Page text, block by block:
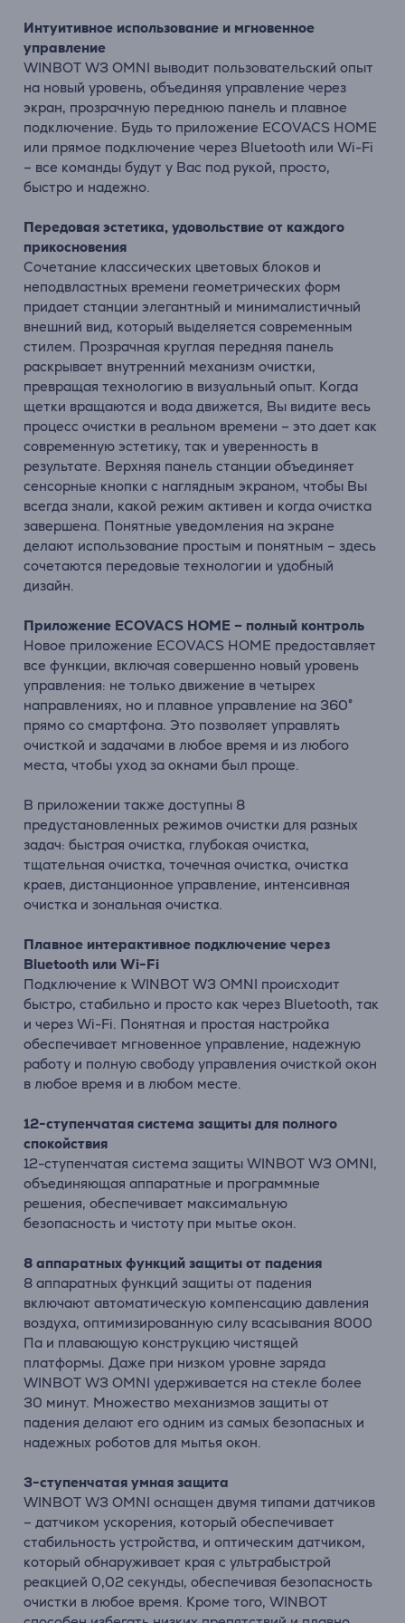
Интуитивное использование и мгновенное
управление
WINBOT W3 OMNI выводит пользовательский опыт
на новый уровень, объединяя управление через
экран, прозрачную переднюю панель и плавное
подключение. Будь то приложение ECOVACS HOME
или прямое подключение через Bluetooth или Wi-Fi
– все команды будут у Вас под рукой, просто,
быстро и надежно.
Передовая эстетика, удовольствие от каждого
прикосновения
Сочетание классических цветовых блоков и
неподвластных времени геометрических форм
придает станции элегантный и минималистичный
внешний вид, который выделяется современным
стилем. Прозрачная круглая передняя панель
раскрывает внутренний механизм очистки,
превращая технологию в визуальный опыт. Когда
щетки вращаются и вода движется, Вы видите весь
процесс очистки в реальном времени – это дает как
современную эстетику, так и уверенность в
результате. Верхняя панель станции объединяет
сенсорные кнопки с наглядным экраном, чтобы Вы
всегда знали, какой режим активен и когда очистка
завершена. Понятные уведомления на экране
делают использование простым и понятным – здесь
сочетаются передовые технологии и удобный
дизайн.
Приложение ECOVACS HOME – полный контроль
Новое приложение ECOVACS HOME предоставляет
все функции, включая совершенно новый уровень
управления: не только движение в четырех
направлениях, но и плавное управление на 360°
прямо со смартфона. Это позволяет управлять
очисткой и задачами в любое время и из любого
места, чтобы уход за окнами был проще.
В приложении также доступны 8
предустановленных режимов очистки для разных
задач: быстрая очистка, глубокая очистка,
тщательная очистка, точечная очистка, очистка
краев, дистанционное управление, интенсивная
очистка и зональная очистка.
Плавное интерактивное подключение через
Bluetooth или Wi-Fi
Подключение к WINBOT W3 OMNI происходит
быстро, стабильно и просто как через Bluetooth, так
и через Wi-Fi. Понятная и простая настройка
обеспечивает мгновенное управление, надежную
работу и полную свободу управления очисткой окон
в любое время и в любом месте.
12-ступенчатая система защиты для полного
спокойствия
12-ступенчатая система защиты WINBOT W3 OMNI,
объединяющая аппаратные и программные
решения, обеспечивает максимальную
безопасность и чистоту при мытье окон.
8 аппаратных функций защиты от падения
8 аппаратных функций защиты от падения
включают автоматическую компенсацию давления
воздуха, оптимизированную силу всасывания 8000
Па и плавающую конструкцию чистящей
платформы. Даже при низком уровне заряда
WINBOT W3 OMNI удерживается на стекле более
30 минут. Множество механизмов защиты от
падения делают его одним из самых безопасных и
надежных роботов для мытья окон.
3-ступенчатая умная защита
WINBOT W3 OMNI оснащен двумя типами датчиков
– датчиком ускорения, который обеспечивает
стабильность устройства, и оптическим датчиком,
который обнаруживает края с ультрабыстрой
реакцией 0,02 секунды, обеспечивая безопасность
очистки в любое время. Кроме того, WINBOT